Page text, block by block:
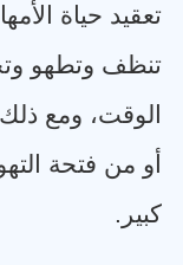
تعقيد حياة
تنظف وتطهو
الوقت، ومع
أو من فتحة
كبير .